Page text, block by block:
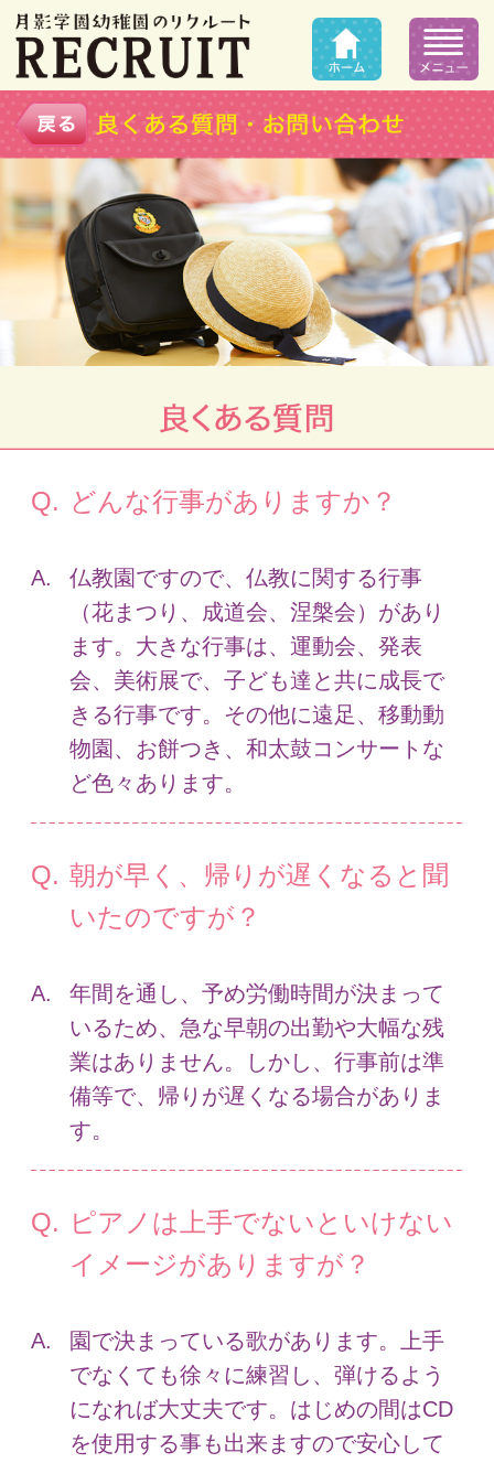
どんな行事がありますか？
仏教園ですので、仏教に関する行事
（花まつり、成道会、涅槃会）があり
ます。大きな行事は、運動会、発表
会、美術展で、子ども達と共に成長で
きる行事です。その他に遠足、移動動
物園、お餅つき、和太鼓コンサートな
ど色々あります。
朝が早く、帰りが遅くなると聞
いたのですが？
年間を通し、予め労働時間が決まって
いるため、急な早朝の出勤や大幅な残
業はありません。しかし、行事前は準
備等で、帰りが遅くなる場合がありま
す。
ピアノは上手でないといけない
イメージがありますが？
園で決まっている歌があります。上手
でなくても徐々に練習し、弾けるよう
になれば大丈夫です。はじめの間はCD
を使用する事も出来ますので安心して